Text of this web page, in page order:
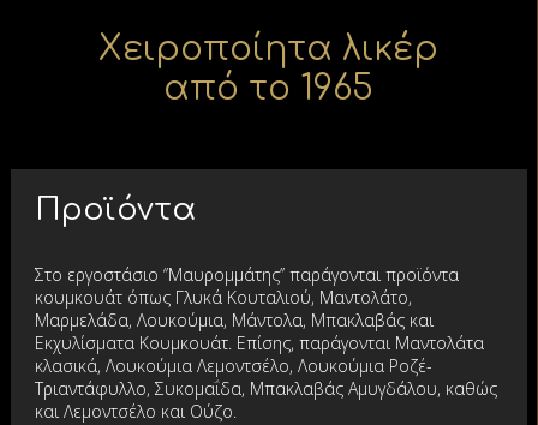
Xειροποίητα λικέρ
από το 1965
Προϊόντα
Στο εργοστάσιο ‘’Μαυρομμάτης’’ παράγονται προϊόντα
κουμκουάτ όπως Γλυκά Κουταλιού, Μαντολάτο,
Μαρμελάδα, Λουκούμια, Μάντολα, Μπακλαβάς και
Εκχυλίσματα Κουμκουάτ. Επίσης, παράγονται Μαντολάτα
κλασικά, Λουκούμια Λεμοντσέλο, Λουκούμια Ροζέ-
Τριαντάφυλλο, Συκομαΐδα, Μπακλαβάς Αμυγδάλου, καθώς
και Λεμοντσέλο και Ούζο.